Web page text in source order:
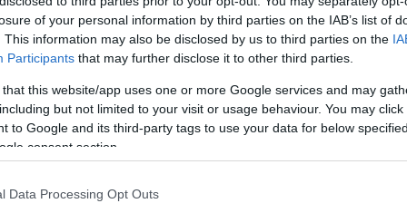
of your personal information by third parties on the IAB’s list of
This information may also be disclosed by us to third parties on the
Participants that may further disclose it to other third parties.
that this website/app uses one or more Google services and may
but not limited to your visit or usage behaviour. You may
to Google and its third-party tags to use your data for below
consent section.
Data Processing Opt Outs
bli roligt och jag vinner gärna igen.
gånger har du åkt den andra sträckan. Blir
också…
segrande trio: Mikael Ojala, Anders
Lind och Peter Larsson.
Gräfnings som två spjutspetsar.